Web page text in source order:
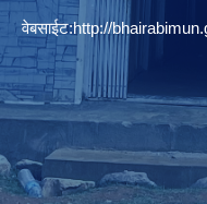
वेबसाईट:http://